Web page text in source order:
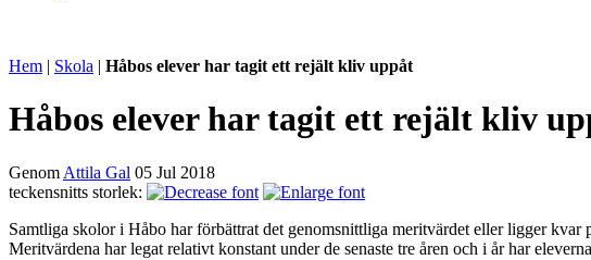
Hem | Skola | Håbos elever har tagit ett rejält kliv uppåt
Håbos elever har tagit ett rejält kliv
Genom Attila Gal 05 Jul 2018
teckensnitts storlek:
Samtliga skolor i Håbo har förbättrat det genomsnittliga meritvärdet eller ligger
Meritvärdena har legat relativt konstant under de senaste tre åren och i år har